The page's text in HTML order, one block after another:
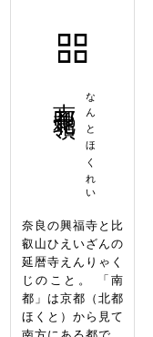
なんとほくれい
奈良の興福寺と比
叡山ひえいざんの
延暦寺えんりゃく
じのこと。 「南
都」は京都（北都
ほくと）から見て